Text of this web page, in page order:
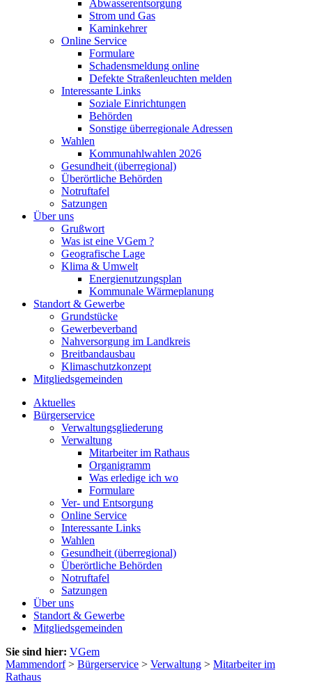
Abwasserentsorgung
Strom und Gas
Kaminkehrer
Online Service
Formulare
Schadensmeldung online
Defekte Straßenleuchten melden
Interessante Links
Soziale Einrichtungen
Behörden
Sonstige überregionale Adressen
Wahlen
Kommunahlwahlen 2026
Gesundheit (überregional)
Überörtliche Behörden
Notruftafel
Satzungen
Über uns
Grußwort
Was ist eine VGem ?
Geografische Lage
Klima & Umwelt
Energienutzungsplan
Kommunale Wärmeplanung
Standort & Gewerbe
Grundstücke
Gewerbeverband
Nahversorgung im Landkreis
Breitbandausbau
Klimaschutzkonzept
Mitgliedsgemeinden
Aktuelles
Bürgerservice
Verwaltungsgliederung
Verwaltung
Mitarbeiter im Rathaus
Organigramm
Was erledige ich wo
Formulare
Ver- und Entsorgung
Online Service
Interessante Links
Wahlen
Gesundheit (überregional)
Überörtliche Behörden
Notruftafel
Satzungen
Über uns
Standort & Gewerbe
Mitgliedsgemeinden
Sie sind hier: VGem
Mammendorf> Bürgerservice > Verwaltung > Mitarbeiter im
Rathaus